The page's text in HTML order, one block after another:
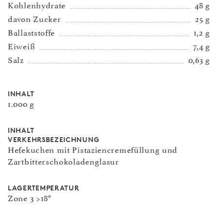
Kohlenhydrate
48 g
davon Zucker
25 g
Ballaststoffe
1,2 g
Eiweiß
7,4 g
Salz
0,63 g
INHALT
1.000 g
INHALT
VERKEHRSBEZEICHNUNG
Hefekuchen mit Pistaziencremefüllung und
Zartbitterschokoladenglasur
LAGERTEMPERATUR
Zone 3 >18°